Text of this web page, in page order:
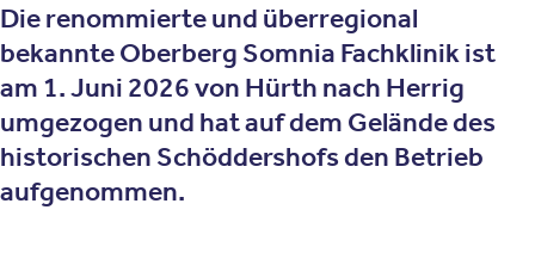
Die renommierte und überregional
bekannte Oberberg Somnia Fachklinik ist
am 1. Juni 2026 von Hürth nach Herrig
umgezogen und hat auf dem Gelände des
historischen Schöddershofs den Betrieb
aufgenommen.